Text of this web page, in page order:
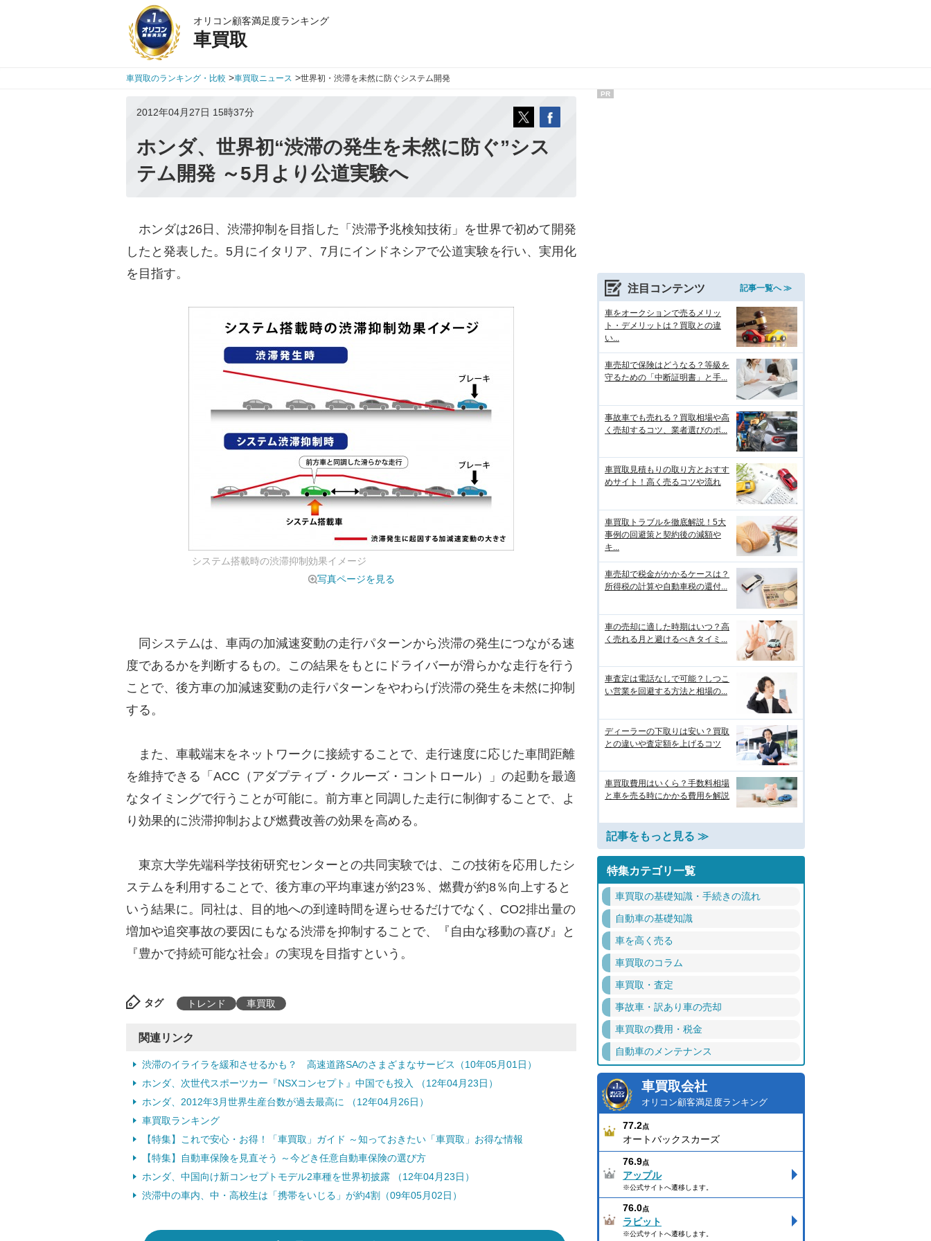
オリコン顧客満足度ランキング
車買取
車買取のランキング・比較 >車買取ニュース >世界初・渋滞を未然に防ぐシステム開発
2012年04月27日 15時37分
ホンダ、世界初“渋滞の発生を未然に防ぐ”シス
テム開発 ～5月より公道実験へ
ホンダは26日、渋滞抑制を目指した「渋滞予兆検知技術」を世界で初めて開発
したと発表した。5月にイタリア、7月にインドネシアで公道実験を行い、実用化
を目指す。
システム搭載時の渋滞抑制効果イメージ
写真ページを見る
同システムは、車両の加減速変動の走行パターンから渋滞の発生につながる速
度であるかを判断するもの。この結果をもとにドライバーが滑らかな走行を行う
ことで、後方車の加減速変動の走行パターンをやわらげ渋滞の発生を未然に抑制
する。
また、車載端末をネットワークに接続することで、走行速度に応じた車間距離
を維持できる「ACC（アダプティブ・クルーズ・コントロール）」の起動を最適
なタイミングで行うことが可能に。前方車と同調した走行に制御することで、よ
り効果的に渋滞抑制および燃費改善の効果を高める。
東京大学先端科学技術研究センターとの共同実験では、この技術を応用したシ
ステムを利用することで、後方車の平均車速が約23％、燃費が約8％向上すると
いう結果に。同社は、目的地への到達時間を遅らせるだけでなく、CO2排出量の
増加や追突事故の要因にもなる渋滞を抑制することで、『自由な移動の喜び』と
『豊かで持続可能な社会』の実現を目指すという。
タグ トレンド 車買取
関連リンク
渋滞のイライラを緩和させるかも？ 高速道路SAのさまざまなサービス（10年05月01日）
ホンダ、次世代スポーツカー『NSXコンセプト』中国でも投入 （12年04月23日）
ホンダ、2012年3月世界生産台数が過去最高に （12年04月26日）
車買取ランキング
【特集】これで安心・お得！「車買取」ガイド ～知っておきたい「車買取」お得な情報
【特集】自動車保険を見直そう ～今どき任意自動車保険の選び方
ホンダ、中国向け新コンセプトモデル2車種を世界初披露 （12年04月23日）
渋滞中の車内、中・高校生は「携帯をいじる」が約4割（09年05月02日）
PR
注目コンテンツ 記事一覧へ ≫
車をオークションで売るメリッ
ト・デメリットは？買取との違
い...
車売却で保険はどうなる？等級を
守るための「中断証明書」と手...
事故車でも売れる？買取相場や高
く売却するコツ、業者選びのポ...
車買取見積もりの取り方とおすす
めサイト！高く売るコツや流れ
車買取トラブルを徹底解説！5大
事例の回避策と契約後の減額や
キ...
車売却で税金がかかるケースは？
所得税の計算や自動車税の還付...
車の売却に適した時期はいつ？高
く売れる月と避けるべきタイミ...
車査定は電話なしで可能？しつこ
い営業を回避する方法と相場の...
ディーラーの下取りは安い？買取
との違いや査定額を上げるコツ
車買取費用はいくら？手数料相場
と車を売る時にかかる費用を解説
記事をもっと見る ≫
特集カテゴリ一覧
車買取の基礎知識・手続きの流れ
自動車の基礎知識
車を高く売る
車買取のコラム
車買取・査定
事故車・訳あり車の売却
車買取の費用・税金
自動車のメンテナンス
車買取会社
オリコン顧客満足度ランキング
77.2点
オートバックスカーズ
76.9点
アップル
※公式サイトへ遷移します。
76.0点
ラビット
※公式サイトへ遷移します。